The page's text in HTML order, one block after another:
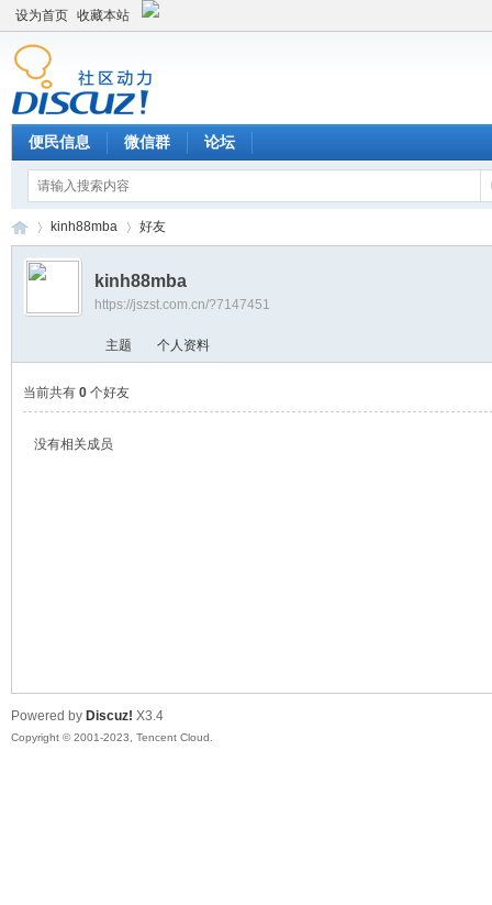
设为首页 收藏本站
便民信息 微信群 论坛
›
kinh88mba 好友
kinh88mba
https://jszst.com.cn/?7147451
主题 个人资料
当前共有 0个好友
没有相关成员
Powered by Discuz! X3.4
Copyright © 2001-2023, Tencent Cloud.